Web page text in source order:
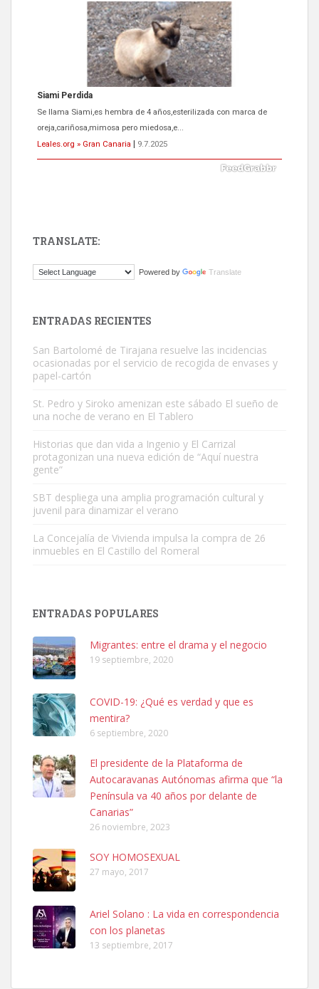
Siami Perdida
Se llama Siami,es hembra de 4 años,esterilizada con marca de
oreja,cariñosa,mimosa pero miedosa,e...
Leales.org » Gran Canaria
9.7.2025
El ayuntamiento se va a llevar a Los Gatos callejeros de la zona los
Este gato macho ha aparecido en la calle hace menos de un mes,
es muy manso y extremadamente cari...
Leales.org » Gran Canaria
Leales.org » Gran Canaria
SHIBA PERDIDO AVDA JOSE MESA Y LOPEZ
PERRO MACHO RAZA SHIBA CON MICROCHIP PERDIDO HOY
06/07/2025 ZONA MESA Y LOPEZ. ES MUY ASUSTADIZO
Leales.org » Gran Canaria
6.7.2025
Ninfa perdida
El día 5 se los perdió una ninfa papillera, asustada tiene miedo a la
calle, se perdió por la zon...
TRANSLATE:
Powered by Translate
ENTRADAS RECIENTES
San Bartolomé de Tirajana resuelve las incidencias
ocasionadas por el servicio de recogida de envases y
papel-cartón
St. Pedro y Siroko amenizan este sábado El sueño de
una noche de verano en El Tablero
Historias que dan vida a Ingenio y El Carrizal
protagonizan una nueva edición de “Aquí nuestra
gente”
SBT despliega una amplia programación cultural y
juvenil para dinamizar el verano
La Concejalía de Vivienda impulsa la compra de 26
inmuebles en El Castillo del Romeral
ENTRADAS POPULARES
Migrantes: entre el drama y el negocio
19 septiembre, 2020
COVID-19: ¿Qué es verdad y que es
mentira?
6 septiembre, 2020
El presidente de la Plataforma de
Autocaravanas Autónomas afirma que “la
Península va 40 años por delante de
Canarias”
26 noviembre, 2023
SOY HOMOSEXUAL
27 mayo, 2017
Ariel Solano : La vida en correspondencia
con los planetas
13 septiembre, 2017